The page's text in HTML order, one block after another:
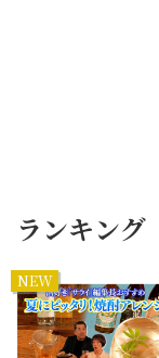
ランキング
NEW